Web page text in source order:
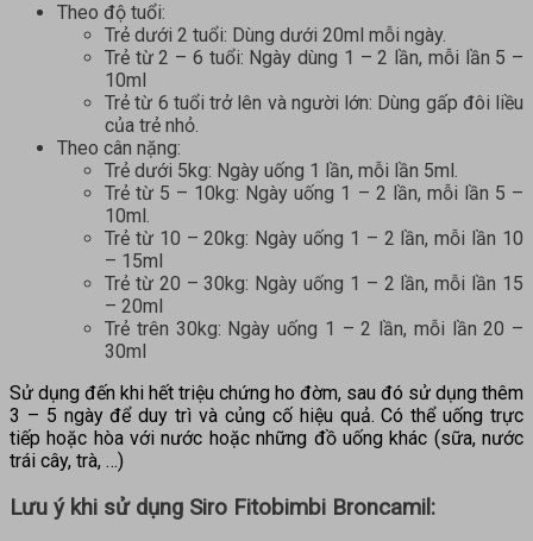
Theo độ tuổi:
Trẻ dưới 2 tuổi: Dùng dưới 20ml mỗi ngày.
Trẻ từ 2 – 6 tuổi: Ngày dùng 1 – 2 lần, mỗi lần 5 –
10ml
Trẻ từ 6 tuổi trở lên và người lớn: Dùng gấp đôi liều
của trẻ nhỏ.
Theo cân nặng:
Trẻ dưới 5kg: Ngày uống 1 lần, mỗi lần 5ml.
Trẻ từ 5 – 10kg: Ngày uống 1 – 2 lần, mỗi lần 5 –
10ml.
Trẻ từ 10 – 20kg: Ngày uống 1 – 2 lần, mỗi lần 10
– 15ml
Trẻ từ 20 – 30kg: Ngày uống 1 – 2 lần, mỗi lần 15
– 20ml
Trẻ trên 30kg: Ngày uống 1 – 2 lần, mỗi lần 20 –
30ml
Sử dụng đến khi hết triệu chứng ho đờm, sau đó sử dụng thêm
3 – 5 ngày để duy trì và củng cố hiệu quả. Có thể uống trực
tiếp hoặc hòa với nước hoặc những đồ uống khác (sữa, nước
trái cây, trà, …)
Lưu ý khi sử dụng Siro Fitobimbi Broncamil :